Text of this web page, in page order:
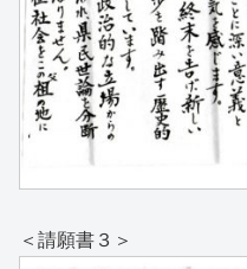
＜請願書３＞